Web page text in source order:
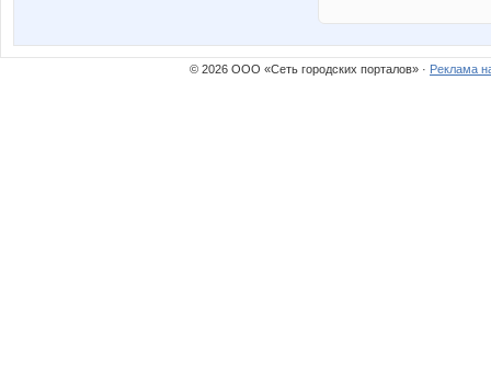
© 2026 ООО «Сеть городских порталов» · Реклама